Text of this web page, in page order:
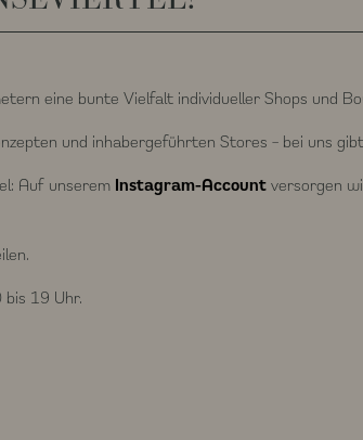
eine bunte Vielfalt individueller Shops und
und inhabergeführten Stores – bei uns
Auf unserem Instagram-Account versorgen
19 Uhr.